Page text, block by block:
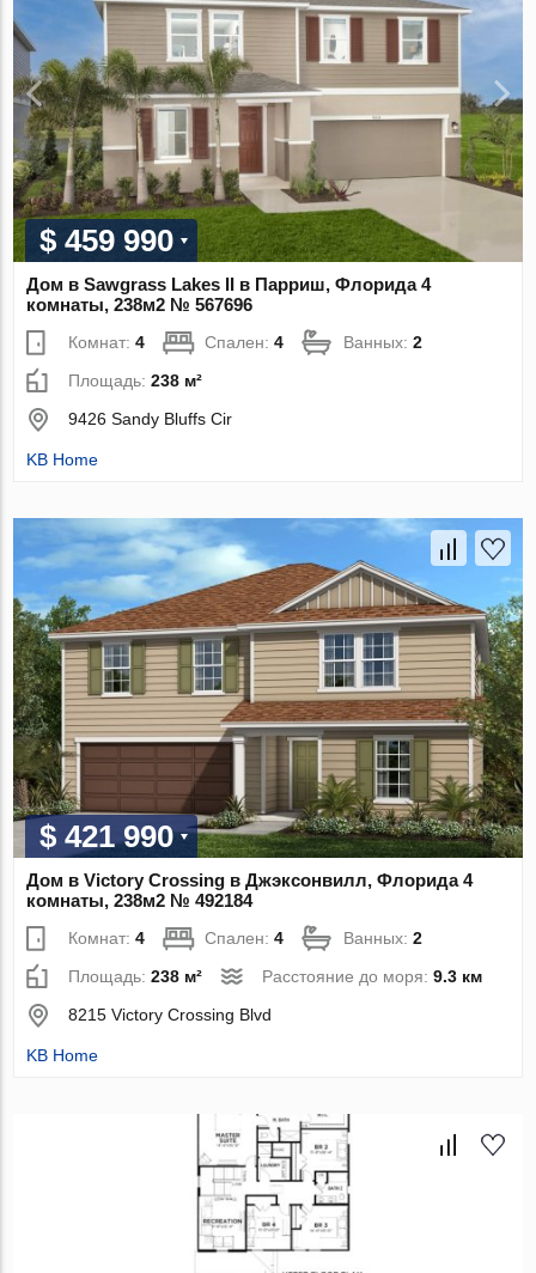
$ 459 990
Дом в Sawgrass Lakes II в Парриш, Флорида 4
комнаты, 238м2 № 567696
Комнат:4 Спален:4 Ванных:2
Площадь:238 м²
9426 Sandy Bluffs Cir
KB Home
$ 421 990
Дом в Victory Crossing в Джэксонвилл, Флорида 4
комнаты, 238м2 № 492184
Комнат:4 Спален:4 Ванных:2
Площадь:238 м² Расстояние до моря:9.3 км
8215 Victory Crossing Blvd
KB Home